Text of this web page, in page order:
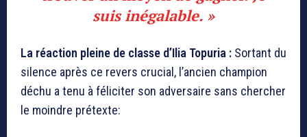
suis inégalable. »
La réaction pleine de classe d’Ilia Topuria : Sortant du
silence après ce revers crucial, l’ancien champion
déchu a tenu à féliciter son adversaire sans chercher
le moindre prétexte: